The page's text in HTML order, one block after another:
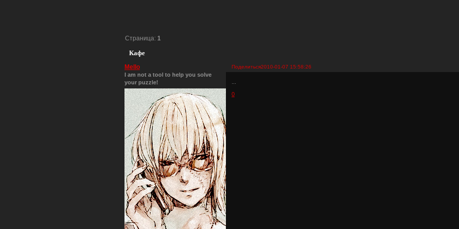
Кафе
Страница: 1
Поделиться2010-01-07 15:58:26
Mello
I am not a tool to help you solve
your puzzle!
0